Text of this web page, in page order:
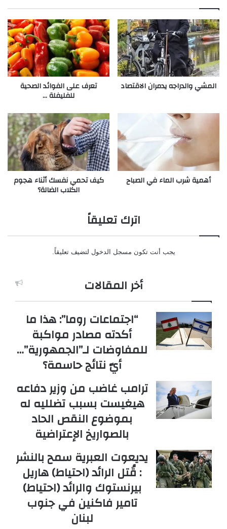
المشي والدراجه يدمران الاقتصاد تعرف على الفوائد الصحية
للفليفلة …
أهمية شرب الماء في الصباح كيف تحمي نفسك أثناء هجوم
الكلاب الضالة؟
اترك تعليقاً
يجب أنت تكون مسجل الدخول لتضيف تعليقاً.
أخر المقالات
“اجتماعات روما”: هذا ما
أكدته مصادر مواكبة
للمفاوضات لـ”الجمهورية”…
أيّ نتائج حاسمة؟
ترامب غاضب من وزير دفاعه
هيغيست بسبب تضلليه له
بموضوع النقص الحاد
بالصواريخ الإعتراضية
يديعوت العبرية سمح بالنشر
: قُتل الرائد (احتياط) هاريل
بيرنستوك والرائد (احتياط)
تامير فاكنين في جنوب
لبنان